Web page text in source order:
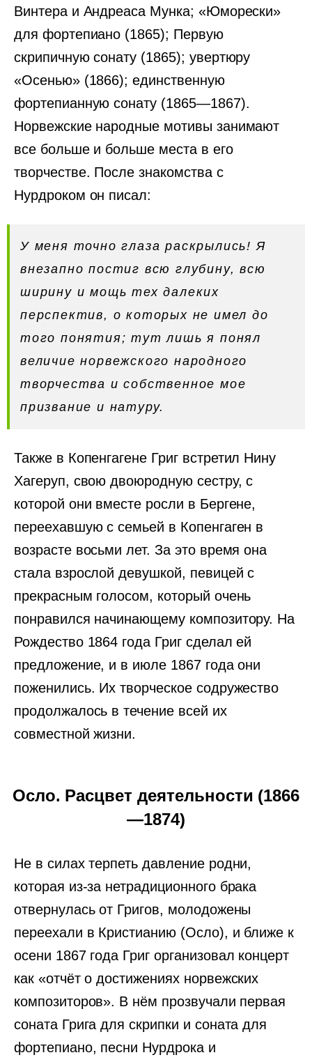
Винтера и Андреаса Мунка; «Юморески»
для фортепиано (1865); Первую
скрипичную сонату (1865); увертюру
«Осенью» (1866); единственную
фортепианную сонату (1865—1867).
Норвежские народные мотивы занимают
все больше и больше места в его
творчестве. После знакомства с
Нурдроком он писал:
У меня точно глаза раскрылись! Я
внезапно постиг всю глубину, всю
ширину и мощь тех далеких
перспектив, о которых не имел до
того понятия; тут лишь я понял
величие норвежского народного
творчества и собственное мое
призвание и натуру.
Также в Копенгагене Григ встретил Нину
Хагеруп, свою двоюродную сестру, с
которой они вместе росли в Бергене,
переехавшую с семьей в Копенгаген в
возрасте восьми лет. За это время она
стала взрослой девушкой, певицей с
прекрасным голосом, который очень
понравился начинающему композитору. На
Рождество 1864 года Григ сделал ей
предложение, и в июле 1867 года они
поженились. Их творческое содружество
продолжалось в течение всей их
совместной жизни.
Осло. Расцвет деятельности (1866
—1874)
Не в силах терпеть давление родни,
которая из-за нетрадиционного брака
отвернулась от Григов, молодожены
переехали в Кристианию (Осло), и ближе к
осени 1867 года Григ организовал концерт
как «отчёт о достижениях норвежских
композиторов». В нём прозвучали первая
соната Грига для скрипки и соната для
фортепиано, песни Нурдрока и